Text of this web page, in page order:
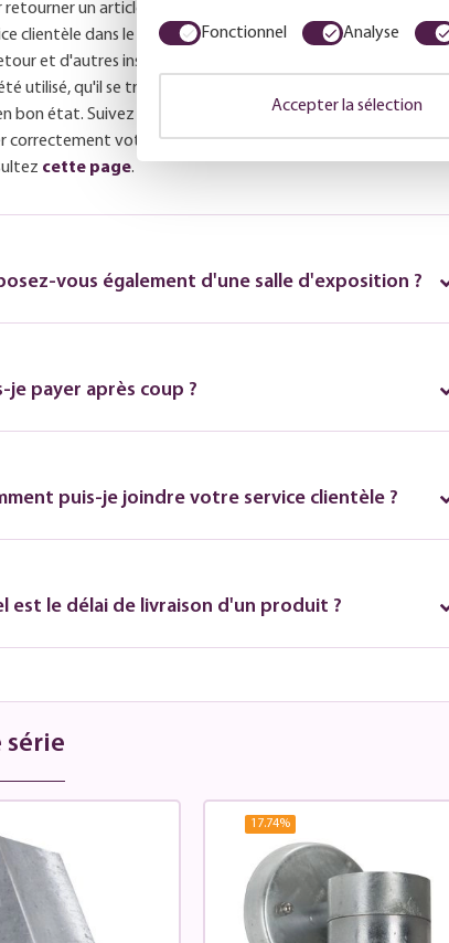
retourner un article à LuminairesTotal, veuillez contacter le
clientèle dans le délai de retour fixé pour obtenir un numéro
et d'autres instructions. Assurez-vous que le produit n'a
utilisé, qu'il se trouve dans son emballage d'origine et qu'il
bon état. Suivez les instructions du service clientèle pour
correctement votre retour. Pour plus d'informations,
cette page.
vous également d'une salle d'exposition ?
je payer après coup ?
puis-je joindre votre service clientèle ?
est le délai de livraison d'un produit ?
série
17.74%
Fonctionnel Analyse
Accepter la sélection